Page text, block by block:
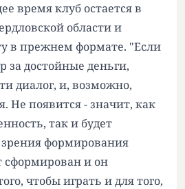
время клуб остается в
области и
в прежнем формате. "Если
за достойные деньги,
диалог, и, возможно,
Не появится - значит, как
так и будет
зрения формирования
сформирован и он
чтобы играть и для того,